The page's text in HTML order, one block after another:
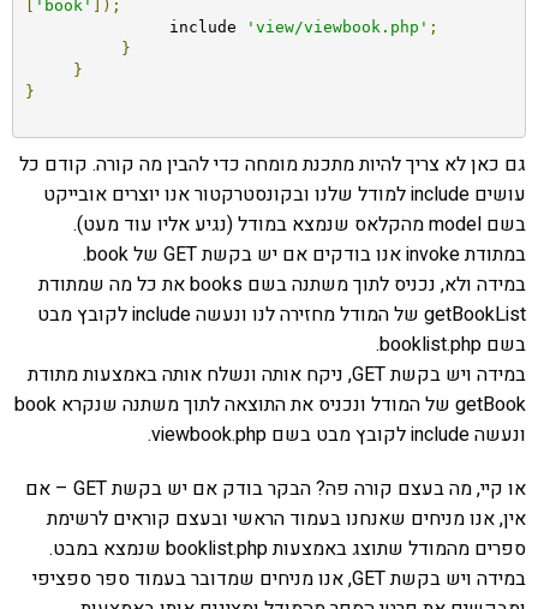
'book'
]);
               include
'view/viewbook.php' ;
}
}
}
גם כאן לא צריך להיות מתכנת מומחה כדי להבין מה קורה. קודם כל
עושים include למודל שלנו ובקונסטרקטור אנו יוצרים אובייקט
בשם model מהקלאס שנמצא במודל (נגיע אליו עוד מעט).
במתודת invoke אנו בודקים אם יש בקשת GET של book.
במידה ולא, נכניס לתוך משתנה בשם books את כל מה שמתודת
getBookList של המודל מחזירה לנו ונעשה include לקובץ מבט
בשם booklist.php.
במידה ויש בקשת GET, ניקח אותה ונשלח אותה באמצעות מתודת
getBook של המודל ונכניס את התוצאה לתוך משתנה שנקרא book
ונעשה include לקובץ מבט בשם viewbook.php.
או קיי, מה בעצם קורה פה? הבקר בודק אם יש בקשת GET – אם
אין, אנו מניחים שאנחנו בעמוד הראשי ובעצם קוראים לרשימת
ספרים מהמודל שתוצג באמצעות booklist.php שנמצא במבט.
במידה ויש בקשת GET, אנו מניחים שמדובר בעמוד ספר ספציפי